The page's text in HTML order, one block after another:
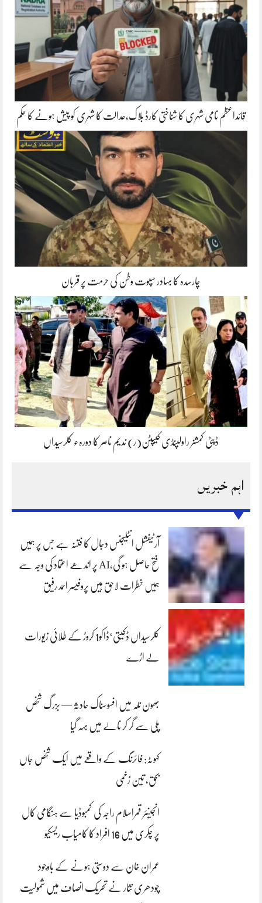
قائداعظم نامی شہری کا شناختی کارڈ بلاک،عدالت کا شہری کو پیش ہونے کا حکم
چارسدہ کا بہادر سپوت وطن کی حرمت پر قربان
ڈپٹی کمشنر راولپنڈی کیپٹن(ر) ندیم ناصر کا دورہء کلرسیداں
اہم خبریں
آرٹیفشل انٹلیجنس دجال کا فتنہ ہے جس پر ہمیں
فتح حاصل ہو گی،AI پر اندھے اعتماد کی وجہ سے
ہمیں خطرات لاحق ہیں پروفیسر احمد رفیق
کلرسیداں ڈکیتی‘ڈاکو1 کروڑ کے طلائی زیورات
لے اڑے
بھون نلہ میں افسوسناک حادثہ — بزرگ شخص
پلی سے گر کر نالے میں بہہ گیا
کہوٹہ: فائرنگ کے واقعے میں ایک شخص جاں
بحق، تین زخمی
انجینئر قمراسلام راجہ کی کمبوڈیا سے ہنگامی کال
پر چکری میں 16 افراد کا کامیاب ریسکیو
عمران خان سے دوستی ہونے کے باوجود
چودھری نثار نے تحریک انصاف میں شمولیت